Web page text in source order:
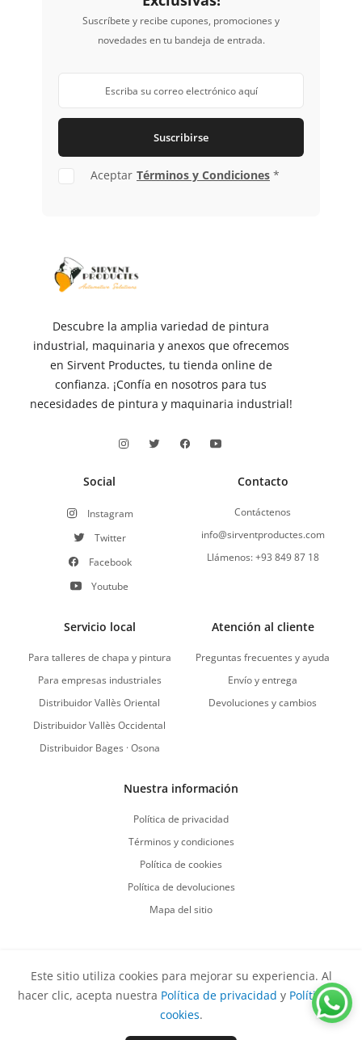
Suscríbete y recibe cupones, promociones y
novedades en tu bandeja de entrada.
Suscribirse
Aceptar Términos y Condiciones *
Descubre la amplia variedad de pintura
industrial, maquinaria y anexos que ofrecemos
en Sirvent Productes, tu tienda online de
confianza. ¡Confía en nosotros para tus
necesidades de pintura y maquinaria industrial!
Social
Instagram
Twitter
Facebook
Youtube
Contacto
Contáctenos
info@sirventproductes.com
Llámenos: +93 849 87 18
Servicio local
Para talleres de chapa y pintura
Para empresas industriales
Distribuidor Vallès Oriental
Distribuidor Vallès Occidental
Distribuidor Bages · Osona
Atención al cliente
Preguntas frecuentes y ayuda
Envío y entrega
Devoluciones y cambios
Nuestra información
Política de privacidad
Términos y condiciones
Política de cookies
Política de devoluciones
Mapa del sitio
Derechos de autor©2026Sirvent Productes S.L. Todos los
derechos reservados
Vuelve al comienzo
Este sitio utiliza cookies para mejorar su experiencia. Al
hacer clic, acepta nuestra Política de privacidad y Política de
cookies.